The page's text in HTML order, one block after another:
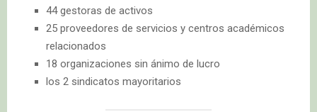
44 gestoras de activos
25 proveedores de servicios y centros académicos
relacionados
18 organizaciones sin ánimo de lucro
los 2 sindicatos mayoritarios